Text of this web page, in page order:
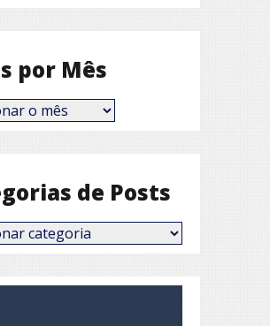
por Mês
de Posts